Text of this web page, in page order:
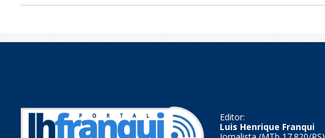
Editor:
Luis Henrique Franqui